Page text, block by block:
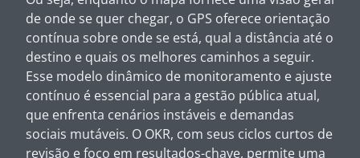
de onde se quer chegar, o GPS oferece orientação
contínua sobre onde se está, qual a distância até o
destino e quais os melhores caminhos a seguir.
Esse modelo dinâmico de monitoramento e ajuste
contínuo é essencial para a gestão pública atual,
que enfrenta cenários instáveis e demandas
sociais mutáveis. O OKR, com seus ciclos curtos de
revisão e foco em resultados-chave, permite uma